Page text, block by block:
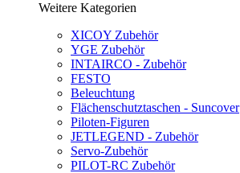
Weitere Kategorien
XICOY Zubehör
YGE Zubehör
INTAIRCO - Zubehör
FESTO
Beleuchtung
Flächenschutztaschen - Suncover
Piloten-Figuren
JETLEGEND - Zubehör
Servo-Zubehör
PILOT-RC Zubehör